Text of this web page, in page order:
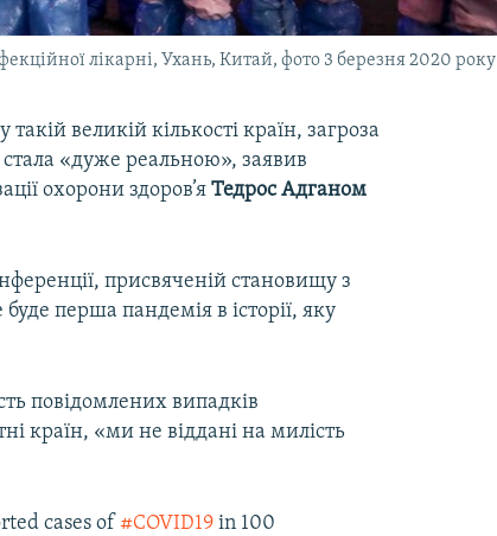
лікарні, Ухань, Китай, фото 3 березня 2020 року
великій кількості країн, загроза
«дуже реальною», заявив
охорони здоров’яТедрос Адганом
присвяченій становищу з
перша пандемія в історії, яку
повідомлених випадків
країн, «ми не віддані на милість
cases of #COVID19 in 100